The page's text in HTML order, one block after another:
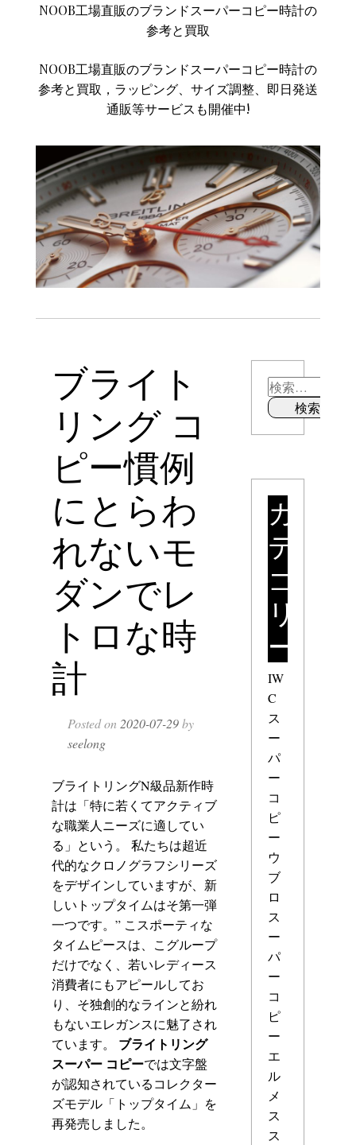
NOOB工場直販のブランドスーパーコピー時計の
参考と買取
NOOB工場直販のブランドスーパーコピー時計の
参考と買取，ラッピング、サイズ調整、即日発送
通販等サービスも開催中!
ブライト
リング コ
ピー慣例
にとらわ
れないモ
ダンでレ
トロな時
計
Posted on 2020-07-29by
seelong
ブライトリングN級品新作時
計は「特に若くてアクティブ
な職業人ニーズに適してい
る」という。 私たちは超近
代的なクロノグラフシリーズ
をデザインしていますが、新
しいトップタイムはそ第一弾
一つです。” こスポーティな
タイムピースは、こグループ
だけでなく、若いレディース
消費者にもアピールしてお
り、そ独創的なラインと紛れ
もないエレガンスに魅了され
ています。 ブライトリング
スーパー コピーでは文字盤
が認知されているコレクター
ズモデル「トップタイム」を
再発売しました。
カ
テ
ゴ
リ
ー
IW
C
ス
ー
パ
ー
コ
ピ
ー
ウ
ブ
ロ
ス
ー
パ
ー
コ
ピ
ー
エ
ル
メ
ス
ス